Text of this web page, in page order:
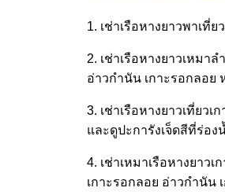
1. เช่าเรือหางยาวพาเที่
2. เช่าเรือหางยาวเหมา
อ่าวกำนัน เกาะรอกลอย
3. เช่าเรือหางยาวเที่ยวเ
และดูปะการังเจ็ดสีที่ร่อง
4. เช่าเหมาเรือหางยาว
เกาะรอกลอย อ่าวกำนัน